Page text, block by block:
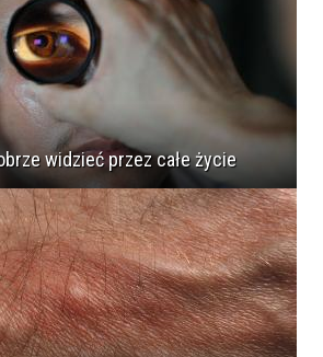
widzieć przez całe życie